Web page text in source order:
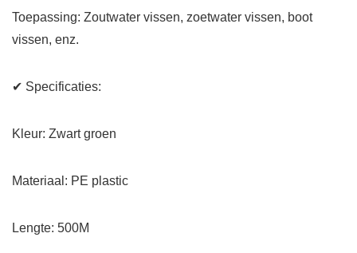
Toepassing: Zoutwater vissen, zoetwater vissen, boot
vissen, enz.
✔ Specificaties:
Kleur: Zwart groen
Materiaal: PE plastic
Lengte: 500M